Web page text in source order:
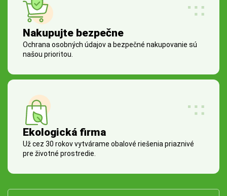
Nakupujte bezpečne
Ochrana osobných údajov a bezpečné nakupovanie sú
našou prioritou.
Ekologická firma
Už cez 30 rokov vytvárame obalové riešenia priaznivé
pre životné prostredie.